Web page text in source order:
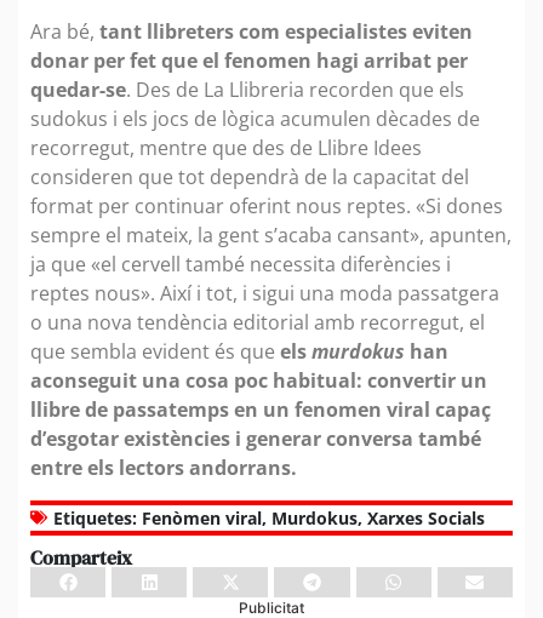
Ara bé, tant llibreters com especialistes eviten
donar per fet que el fenomen hagi arribat per
quedar-se. Des de La Llibreria recorden que els
sudokus i els jocs de lògica acumulen dècades de
recorregut, mentre que des de Llibre Idees
consideren que tot dependrà de la capacitat del
format per continuar oferint nous reptes. «Si dones
sempre el mateix, la gent s’acaba cansant», apunten,
ja que «el cervell també necessita diferències i
reptes nous». Així i tot, i sigui una moda passatgera
o una nova tendència editorial amb recorregut, el
que sembla evident és que elsmurdokus han
aconseguit una cosa poc habitual: convertir un
llibre de passatemps en un fenomen viral capaç
d’esgotar existències i generar conversa també
entre els lectors andorrans.
Etiquetes: Fenòmen viral, Murdokus, Xarxes Socials
Comparteix
Publicitat